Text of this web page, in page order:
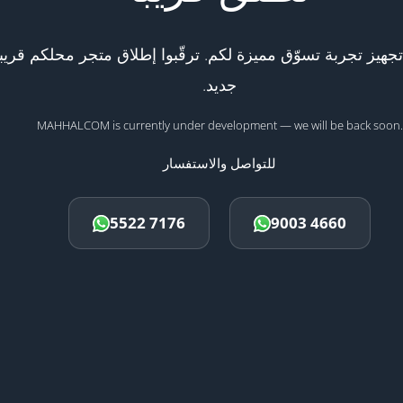
تجربة تسوّق مميزة لكم. ترقّبوا إطلاق متجر محلكم
جديد.
MAHHALCOM is currently under development — we will be back soon.
للتواصل والاستفسار
5522 7176 9003 4660